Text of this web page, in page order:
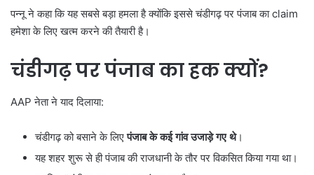
पन्नू ने कहा कि यह सबसे बड़ा हमला है क्योंकि इससे चंडीगढ़ पर पंजाब का claim
हमेशा के लिए खत्म करने की तैयारी है।
चंडीगढ़ पर पंजाब का हक क्यों?
AAP नेता ने याद दिलाया:
चंडीगढ़ को बसाने के लिएपंजाब के कई गांव उजाड़े गए थे।
यह शहर शुरू से ही पंजाब की राजधानी के तौर पर विकसित किया गया था।